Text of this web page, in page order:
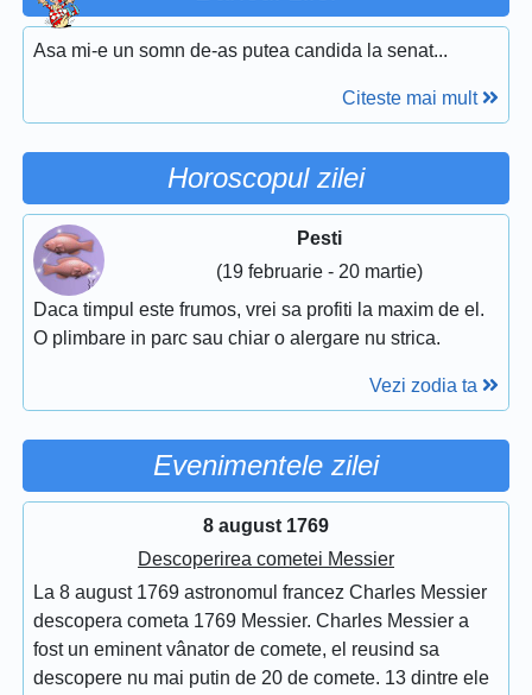
Asa mi-e un somn de-as putea candida la senat...
Citeste mai mult
Horoscopul zilei
Pesti
(19 februarie - 20 martie)
Daca timpul este frumos, vrei sa profiti la maxim de el.
O plimbare in parc sau chiar o alergare nu strica.
Vezi zodia ta
Evenimentele zilei
8 august 1769
Descoperirea cometei Messier
La 8 august 1769 astronomul francez Charles Messier
descopera cometa 1769 Messier. Charles Messier a
fost un eminent vânator de comete, el reusind sa
descopere nu mai putin de 20 de comete. 13 dintre ele